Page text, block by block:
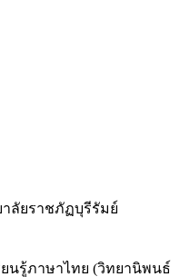
ลัยราชภัฏบุรีรัมย์
นรู้ภาษาไทย (วิทยานิพนธ์